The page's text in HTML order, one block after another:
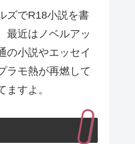
ズでR18小説を書
最近はノベルアッ
の小説やエッセイ
ラモ熱が再燃して
ますよ。